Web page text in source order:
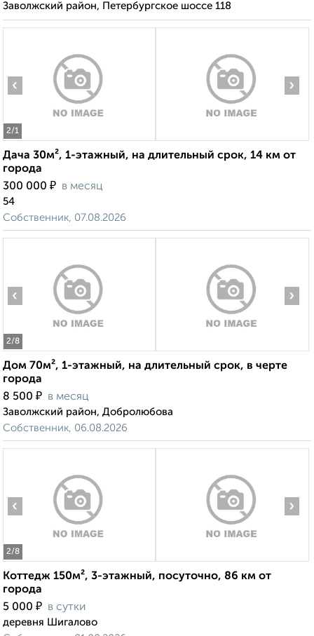
Заволжский район, Петербургское шоссе 118
2/1
‹ ›
Дача 30м², 1-этажный, на длительный срок, 14 км от
города
300 000 ₽ в месяц
54
Собственник, 07.08.2026
2/8
‹ ›
Дом 70м², 1-этажный, на длительный срок, в черте
города
8 500 ₽ в месяц
Заволжский район, Добролюбова
Собственник, 06.08.2026
2/8
‹ ›
Коттедж 150м², 3-этажный, посуточно, 86 км от
города
5 000 ₽ в сутки
деревня Шигалово